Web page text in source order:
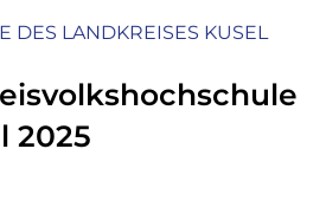
DES LANDKREISES KUSEL
2025